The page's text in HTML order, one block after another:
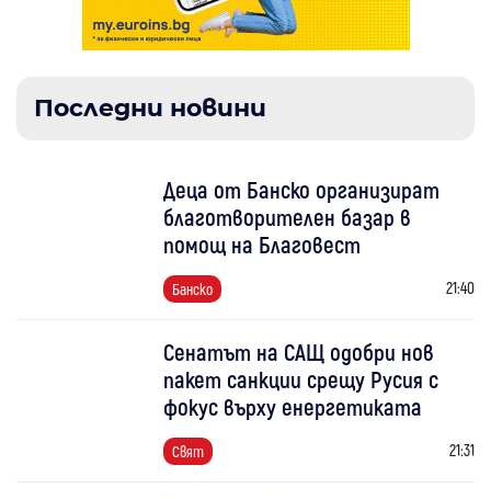
Последни новини
Деца от Банско организират
благотворителен базар в
помощ на Благовест
Банско 21:40
Сенатът на САЩ одобри нов
пакет санкции срещу Русия с
фокус върху енергетиката
Свят 21:31